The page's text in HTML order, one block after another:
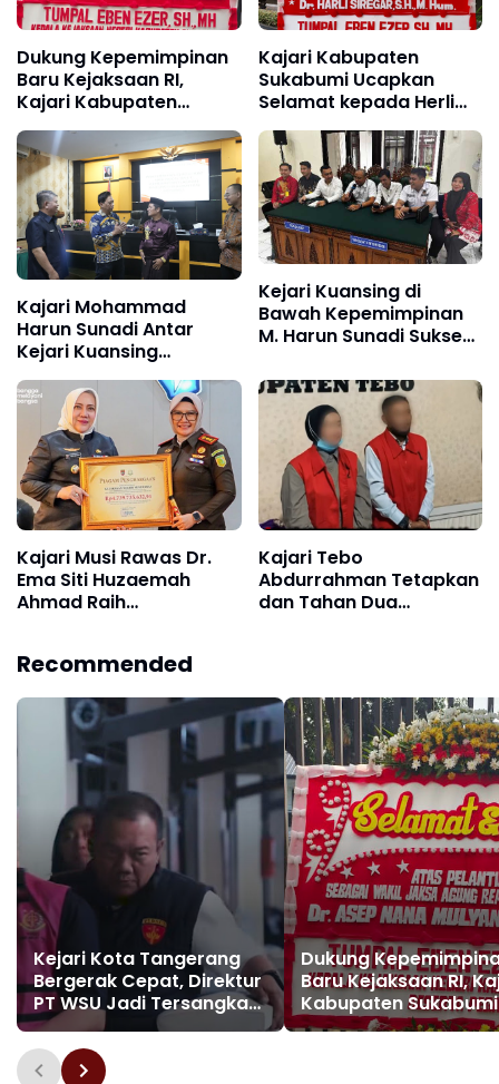
Dukung Kepemimpinan
Baru Kejaksaan RI,
Kajari Kabupaten
Sukabumi Kirim
Karangan Bunga
Ucapan Selamat Wakil
Jaksa Agung Hingga
Kabadiklat
Kajari Kabupaten
Sukabumi Ucapkan
Selamat kepada Herli
Siregar atas Pelantikan
sebagai Kabadiklat
Kejaksaan RI
Kajari Mohammad
Harun Sunadi Antar
Kejari Kuansing
Selamatkan Aset dan
Keuangan Negara
Rp74,97 Miliar
Kejari Kuansing di
Bawah Kepemimpinan
M. Harun Sunadi Sukses
Lindungi Aset Pemda
Senilai Rp22,1 Miliar
Kajari Musi Rawas Dr.
Ema Siti Huzaemah
Ahmad Raih
Keuangan Negara Rp4,7
Miliar
Kajari Tebo
Abdurrahman Tetapkan
dan Tahan Dua
Miliar
Recommended
Kejari Kota Tangerang
Bergerak Cepat, Direktur
PT WSU Jadi Tersangka
Kasus Dugaan Korupsi
Operasional Boeing 737-
300
Dukung
Baru Kejaksaan RI,
Kabupaten Sukabumi
Kirim Karangan